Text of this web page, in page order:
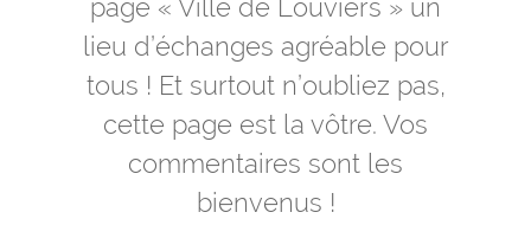
page « Ville de Louviers » un
lieu d’échanges agréable pour
tous ! Et surtout n’oubliez pas,
cette page est la vôtre. Vos
commentaires sont les
bienvenus !